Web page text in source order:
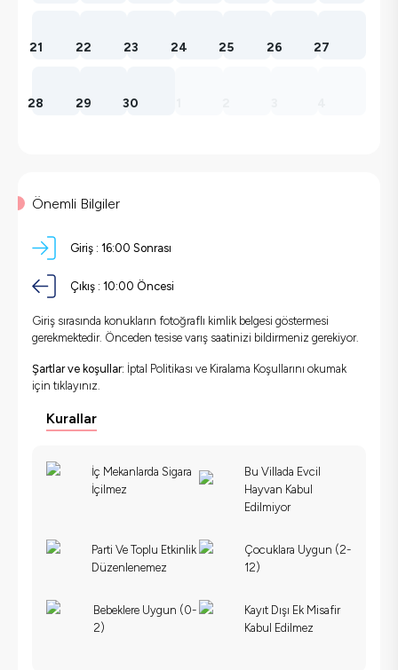
21 22 23 24 25 26 27
28 29 30
Önemli Bilgiler
Giriş : 16:00 Sonrası
Çıkış : 10:00 Öncesi
Giriş sırasında konukların fotoğraflı kimlik belgesi göstermesi
gerekmektedir. Önceden tesise varış saatinizi bildirmeniz gerekiyor.
Şartlar ve koşullar: İptal Politikası ve Kiralama Koşullarını okumak
için tıklayınız.
Kurallar
İç Mekanlarda Sigara
İçilmez
Bu Villada Evcil
Hayvan Kabul
Edilmiyor
Parti Ve Toplu Etkinlik
Düzenlenemez
Çocuklara Uygun (2-
12)
Bebeklere Uygun (0-
2)
Kayıt Dışı Ek Misafir
Kabul Edilmez